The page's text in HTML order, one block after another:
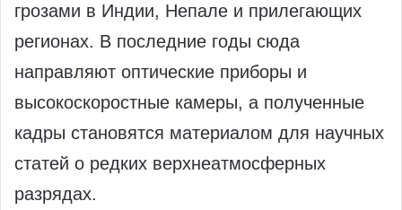
грозами в Индии, Непале и прилегающих
регионах. В последние годы сюда
направляют оптические приборы и
высокоскоростные камеры, а полученные
кадры становятся материалом для научных
статей о редких верхнеатмосферных
разрядах.